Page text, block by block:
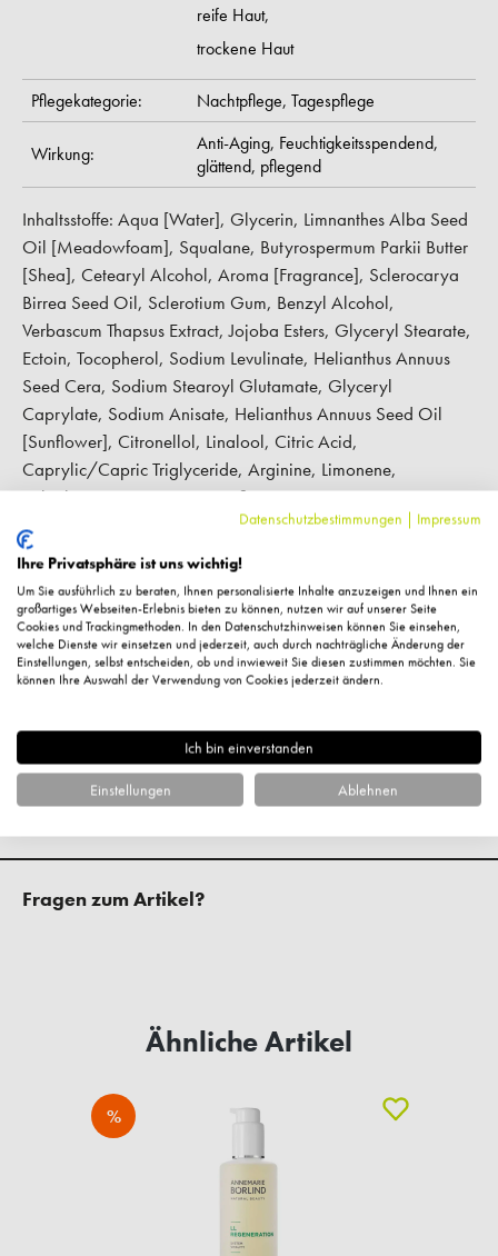
reife Haut,
trockene Haut
Pflegekategorie: Nachtpflege, Tagespflege
Wirkung: Anti-Aging, Feuchtigkeitsspendend,
glättend, pflegend
Inhaltsstoffe: Aqua [Water], Glycerin, Limnanthes Alba Seed
Oil [Meadowfoam], Squalane, Butyrospermum Parkii Butter
[Shea], Cetearyl Alcohol, Aroma [Fragrance], Sclerocarya
Birrea Seed Oil, Sclerotium Gum, Benzyl Alcohol,
Verbascum Thapsus Extract, Jojoba Esters, Glyceryl Stearate,
Ectoin, Tocopherol, Sodium Levulinate, Helianthus Annuus
Seed Cera, Sodium Stearoyl Glutamate, Glyceryl
Caprylate, Sodium Anisate, Helianthus Annuus Seed Oil
[Sunflower], Citronellol, Linalool, Citric Acid,
Caprylic/Capric Triglyceride, Arginine, Limonene,
Polyglycerin-3, Paeonia Lactiflora Root Extract, Cistus
Incanus Flower/Leaf/Stem Extract, Trehalose, Sodium
Benzoate, Potassium Sorbate, Benzyl Salicylate, Mica,
Haematococcus Pluvialis Extract, Rosa Floribunda Callus
Extract, Ci 77491 [Iron Oxides]
Hersteller-Kontaktinformationen
Kundenbewertungen
Fragen zum Artikel?
Ähnliche Artikel
%
Datenschutzbestimmungen | Impressum
Ihre Privatsphäre ist uns wichtig!
Um Sie ausführlich zu beraten, Ihnen personalisierte Inhalte anzuzeigen und Ihnen ein
großartiges Webseiten-Erlebnis bieten zu können, nutzen wir auf unserer Seite
Cookies und Trackingmethoden. In den Datenschutzhinweisen können Sie einsehen,
welche Dienste wir einsetzen und jederzeit, auch durch nachträgliche Änderung der
Einstellungen, selbst entscheiden, ob und inwieweit Sie diesen zustimmen möchten. Sie
können Ihre Auswahl der Verwendung von Cookies jederzeit ändern.
Ich bin einverstanden
Einstellungen Ablehnen